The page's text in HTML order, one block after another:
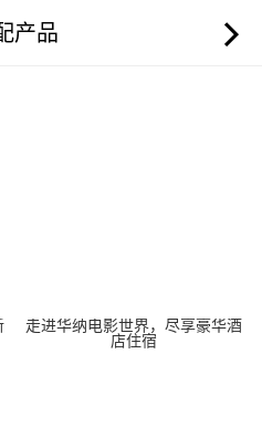
产品
走进华纳电影世界，尽享豪华酒
店住宿